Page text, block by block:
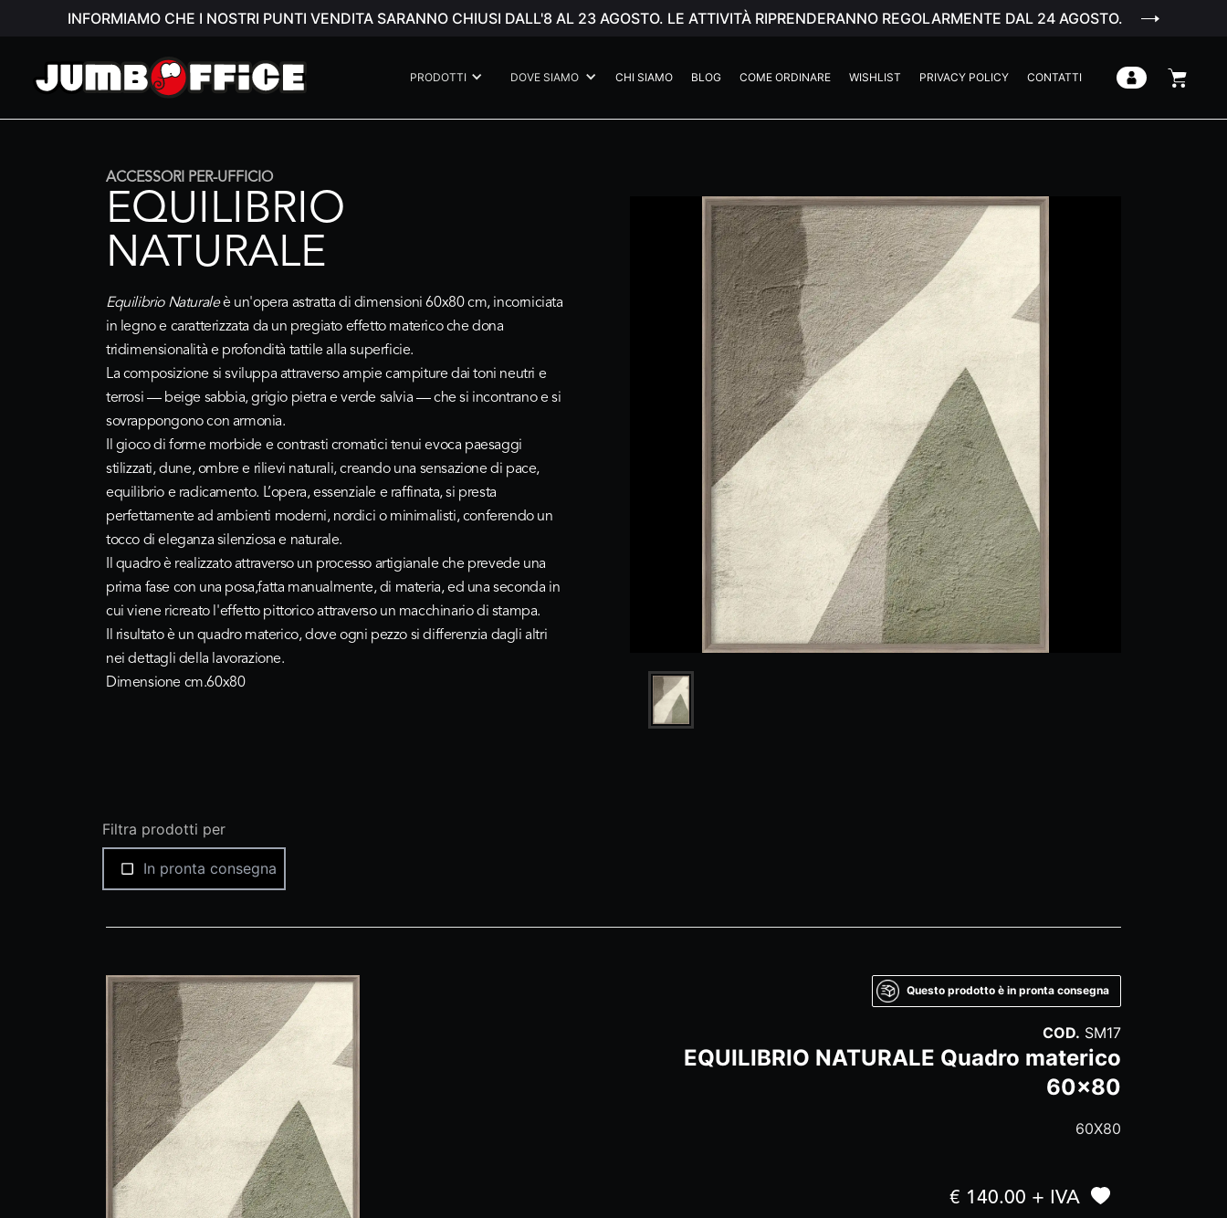
INFORMIAMO CHE I NOSTRI PUNTI VENDITA SARANNO CHIUSI DALL'8 AL 23 AGOSTO. LE ATTIVITÀ RIPRENDERANNO REGOLARMENTE DAL 24 AGOSTO.
PRODOTTI DOVE SIAMO CHI SIAMO BLOG COME ORDINARE WISHLIST PRIVACY POLICY CONTATTI
ACCESSORI PER-UFFICIO
EQUILIBRIO
NATURALE
Equilibrio Naturaleè un'opera astratta di dimensioni 60x80 cm, incorniciata
in legno e caratterizzata da un pregiato effetto materico che dona
tridimensionalità e profondità tattile alla superficie.
La composizione si sviluppa attraverso ampie campiture dai toni neutri e
terrosi — beige sabbia, grigio pietra e verde salvia — che si incontrano e si
sovrappongono con armonia.
Il gioco di forme morbide e contrasti cromatici tenui evoca paesaggi
stilizzati, dune, ombre e rilievi naturali, creando una sensazione di pace,
equilibrio e radicamento. L’opera, essenziale e raffinata, si presta
perfettamente ad ambienti moderni, nordici o minimalisti, conferendo un
tocco di eleganza silenziosa e naturale.
Il quadro è realizzato attraverso un processo artigianale che prevede una
prima fase con una posa,fatta manualmente, di materia, ed una seconda in
cui viene ricreato l'effetto pittorico attraverso un macchinario di stampa.
Il risultato è un quadro materico, dove ogni pezzo si differenzia dagli altri
nei dettagli della lavorazione.
Dimensione cm.60x80
Filtra prodotti per
In pronta consegna
Questo prodotto è in pronta consegna
COD. SM17
EQUILIBRIO NATURALE Quadro materico
60x80
60X80
€ 140.00 + IVA